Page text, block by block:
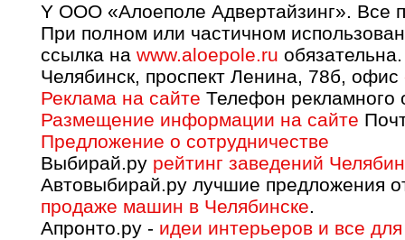
Y OOO «Алоеполе Адвертайзинг».
При полном или частичном
ссылка на www.aloepole.ru обязательна.
Челябинск, проспект Ленина, 78б, офис
Реклама на сайте Телефон рекламного
Размещение информации на сайте
Предложение о сотрудничестве
Выбирай.ру рейтинг заведений
Автовыбирай.ру лучшие предложения
продаже машин в Челябинске.
Апронто.ру - идеи интерьеров и все